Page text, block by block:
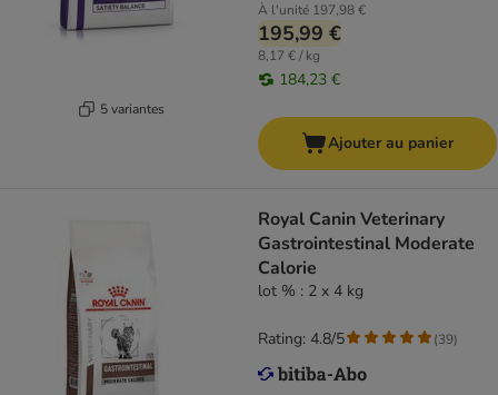
5 variantes
À l'unité 197,98 €
195,99 €
8,17 € / kg
184,23 €
Ajouter au panier
Royal Canin Veterinary
Gastrointestinal Moderate
Calorie
lot % : 2 x 4 kg
Rating: 4.8/5 (39)